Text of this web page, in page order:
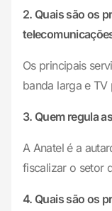
2. Quais são os
Os principais
banda larga e TV
3. Quem regula
A Anatel é a
fiscalizar o setor
4. Quais são os